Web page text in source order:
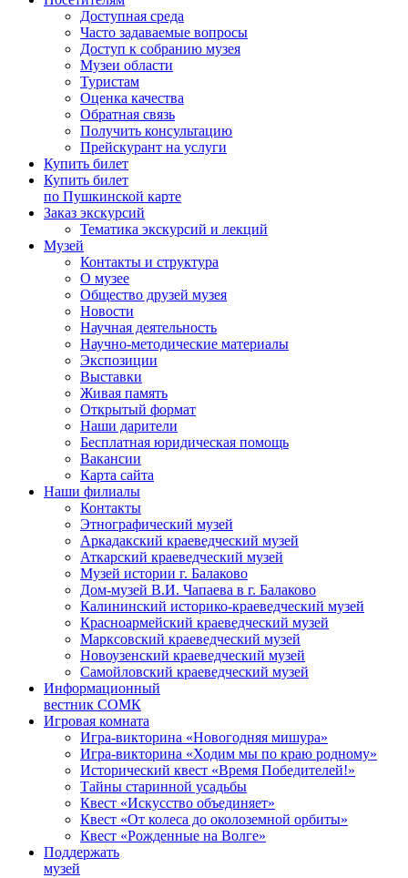
Доступная среда
Часто задаваемые вопросы
Доступ к собранию музея
Музеи области
Туристам
Оценка качества
Обратная связь
Получить консультацию
Прейскурант на услуги
Купить билет
Купить билет
по Пушкинской карте
Заказ экскурсий
Тематика экскурсий и лекций
Музей
Контакты и структура
О музее
Общество друзей музея
Новости
Научная деятельность
Научно-методические материалы
Экспозиции
Выставки
Живая память
Открытый формат
Наши дарители
Бесплатная юридическая помощь
Вакансии
Карта сайта
Наши филиалы
Контакты
Этнографический музей
Аркадакский краеведческий музей
Аткарский краеведческий музей
Музей истории г. Балаково
Дом-музей В.И. Чапаева в г. Балаково
Калининский историко-краеведческий музей
Красноармейский краеведческий музей
Марксовский краеведческий музей
Новоузенский краеведческий музей
Самойловский краеведческий музей
Информационный
вестник СОМК
Игровая комната
Игра-викторина «Новогодняя мишура»
Игра-викторина «Ходим мы по краю родному»
Исторический квест «Время Победителей!»
Тайны старинной усадьбы
Квест «Искусство объединяет»
Квест «От колеса до околоземной орбиты»
Квест «Рожденные на Волге»
Поддержать
музей